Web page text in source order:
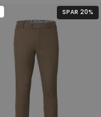
SPAR 20%